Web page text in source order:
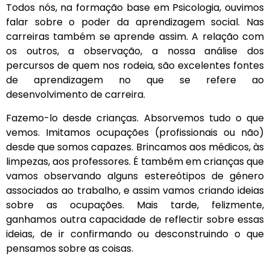
Todos nós, na formação base em Psicologia, ouvimos
falar sobre o poder da aprendizagem social. Nas
carreiras também se aprende assim. A relação com
os outros, a observação, a nossa análise dos
percursos de quem nos rodeia, são excelentes fontes
de aprendizagem no que se refere ao
desenvolvimento de carreira.
Fazemo-lo desde crianças. Absorvemos tudo o que
vemos. Imitamos ocupações (profissionais ou não)
desde que somos capazes. Brincamos aos médicos, às
limpezas, aos professores. É também em crianças que
vamos observando alguns estereótipos de género
associados ao trabalho, e assim vamos criando ideias
sobre as ocupações. Mais tarde, felizmente,
ganhamos outra capacidade de reflectir sobre essas
ideias, de ir confirmando ou desconstruindo o que
pensamos sobre as coisas.